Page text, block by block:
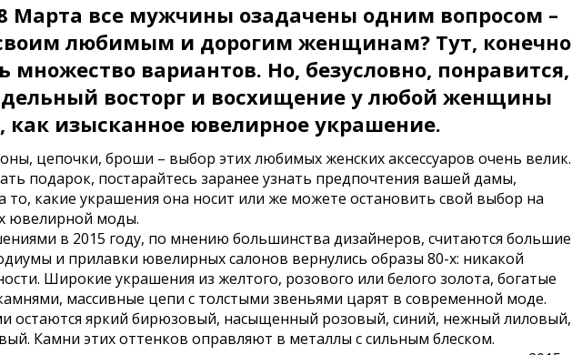
Марта все мужчины озадачены одним вопросом –
любимым и дорогим женщинам? Тут, конечно
вариантов. Но, безусловно, понравится,
восторг и восхищение у любой женщины
как изысканное ювелирное украшение.
цепочки, броши – выбор этих любимых женских аксессуаров очень велик.
подарок, постарайтесь заранее узнать предпочтения вашей дамы,
то, какие украшения она носит или же можете остановить свой выбор на
ювелирной моды.
в 2015 году, по мнению большинства дизайнеров, считаются большие
и прилавки ювелирных салонов вернулись образы 80-х: никакой
Широкие украшения из желтого, розового или белого золота, богатые
массивные цепи с толстыми звеньями царят в современной моде.
остаются яркий бирюзовый, насыщенный розовый, синий, нежный лиловый,
Камни этих оттенков оправляют в металлы с сильным блеском.